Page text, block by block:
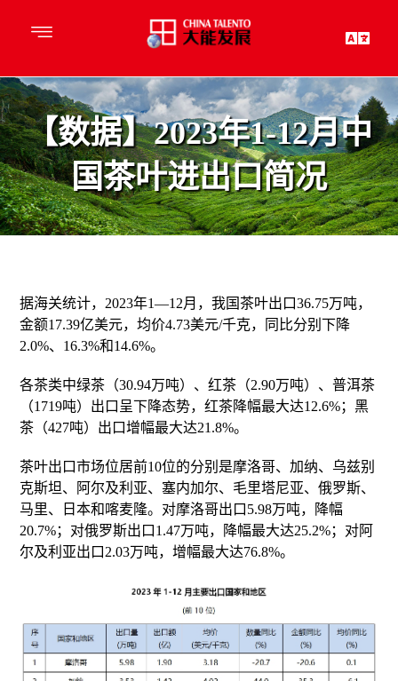
【数据】2023年1-12月中
国茶叶进出口简况
据海关统计，2023年1—12月，我国茶叶出口36.75万吨，
金额17.39亿美元，均价4.73美元/千克，同比分别下降
2.0%、16.3%和14.6%。
各茶类中绿茶（30.94万吨）、红茶（2.90万吨）、普洱茶
（1719吨）出口呈下降态势，红茶降幅最大达12.6%；黑
茶（427吨）出口增幅最大达21.8%。
茶叶出口市场位居前10位的分别是摩洛哥、加纳、乌兹别
克斯坦、阿尔及利亚、塞内加尔、毛里塔尼亚、俄罗斯、
马里、日本和喀麦隆。对摩洛哥出口5.98万吨，降幅
20.7%；对俄罗斯出口1.47万吨，降幅最大达25.2%；对阿
尔及利亚出口2.03万吨，增幅最大达76.8%。